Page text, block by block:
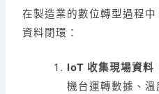
在製造業的數位轉型過程
資料閉環：
IoT 收集現場資料
機台運轉數據、